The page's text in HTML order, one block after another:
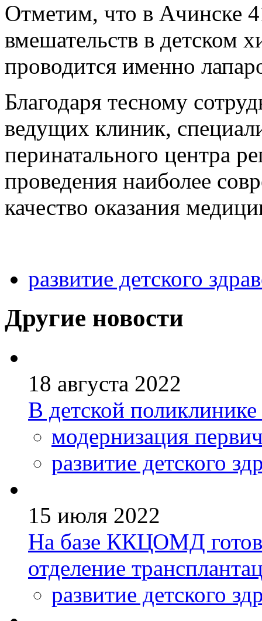
Отметим, что в Ачинске
вмешательств в детском
проводится именно
Благодаря тесному
ведущих клиник,
перинатального центра
проведения наиболее
качество оказания
развитие детского
Другие новости
18 августа 2022
В детской
модернизация
развитие детского
15 июля 2022
На базе ККЦОМД
отделение
развитие детского